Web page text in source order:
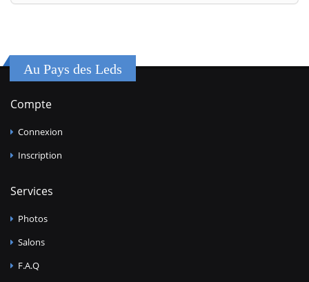
Au Pays des Leds
Compte
Connexion
Inscription
Services
Photos
Salons
F.A.Q